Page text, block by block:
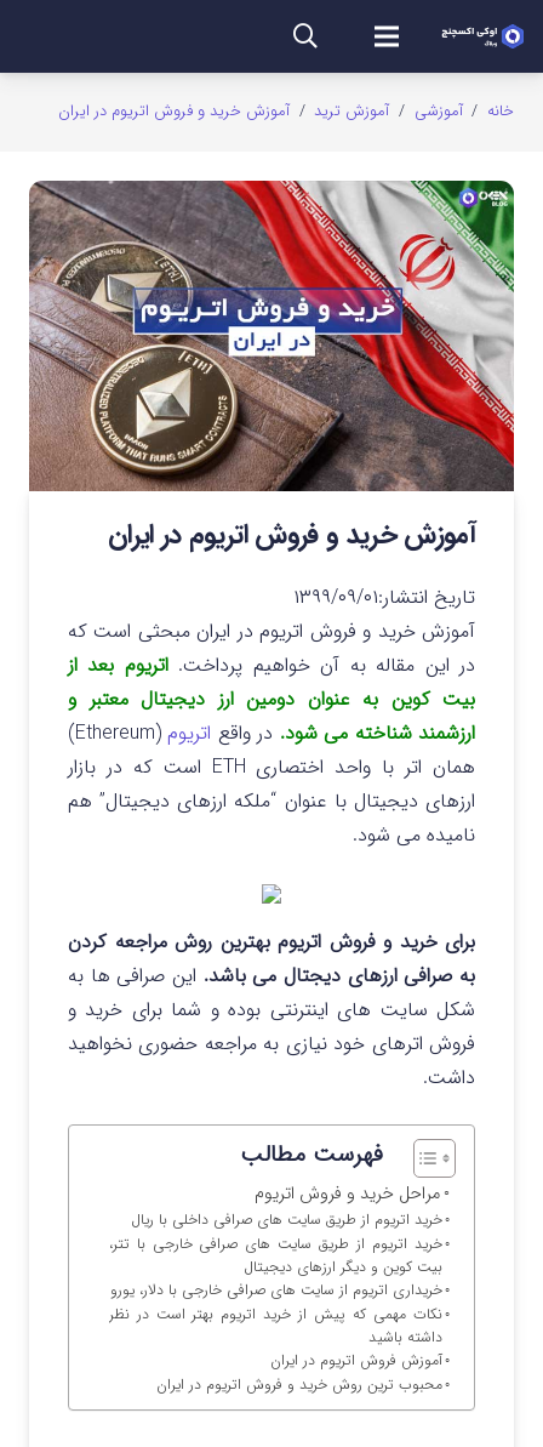
خانه / آموزشی / آموزش ترید / آموزش خرید و فروش اتریوم در ایران
آموزش خرید و فروش اتریوم در ایران
تاریخ انتشار:۱۳۹۹/۰۹/۰۱
آموزش خرید و فروش اتریوم در ایران مبحثی است که
در این مقاله به آن خواهیم پرداخت. اتریوم بعد از
بیت کوین به عنوان دومین ارز دیجیتال معتبر و
ارزشمند شناخته می شود. در واقع اتریوم
(Ethereum)
همان اتر با واحد اختصاری ETH است که در بازار
ارزهای دیجیتال با عنوان “ملکه ارزهای دیجیتال” هم
نامیده می شود.
برای خرید و فروش اتریوم بهترین روش مراجعه کردن
به صرافی ارزهای دیجتال می باشد. این صرافی ها به
شکل سایت های اینترنتی بوده و شما برای خرید و
فروش اترهای خود نیازی به مراجعه حضوری نخواهید
داشت.
فهرست مطالب
مراحل خرید و فروش اتریوم
خرید اتریوم از طریق سایت های صرافی داخلی با ریال
خرید اتریوم از طریق سایت های صرافی خارجی با تتر،
بیت کوین و دیگر ارزهای دیجیتال
خریداری اتریوم از سایت های صرافی خارجی با دلار، یورو
نکات مهمی که پیش از خرید اتریوم بهتر است در نظر
داشته باشید
آموزش فروش اتریوم در ایران
محبوب ترین روش خرید و فروش اتریوم در ایران